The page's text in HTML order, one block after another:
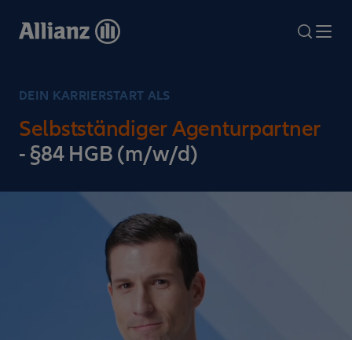
zum
search
DEIN KARRIERSTART ALS
Selbstständiger Agenturpartner
- §84 HGB (m/w/d)